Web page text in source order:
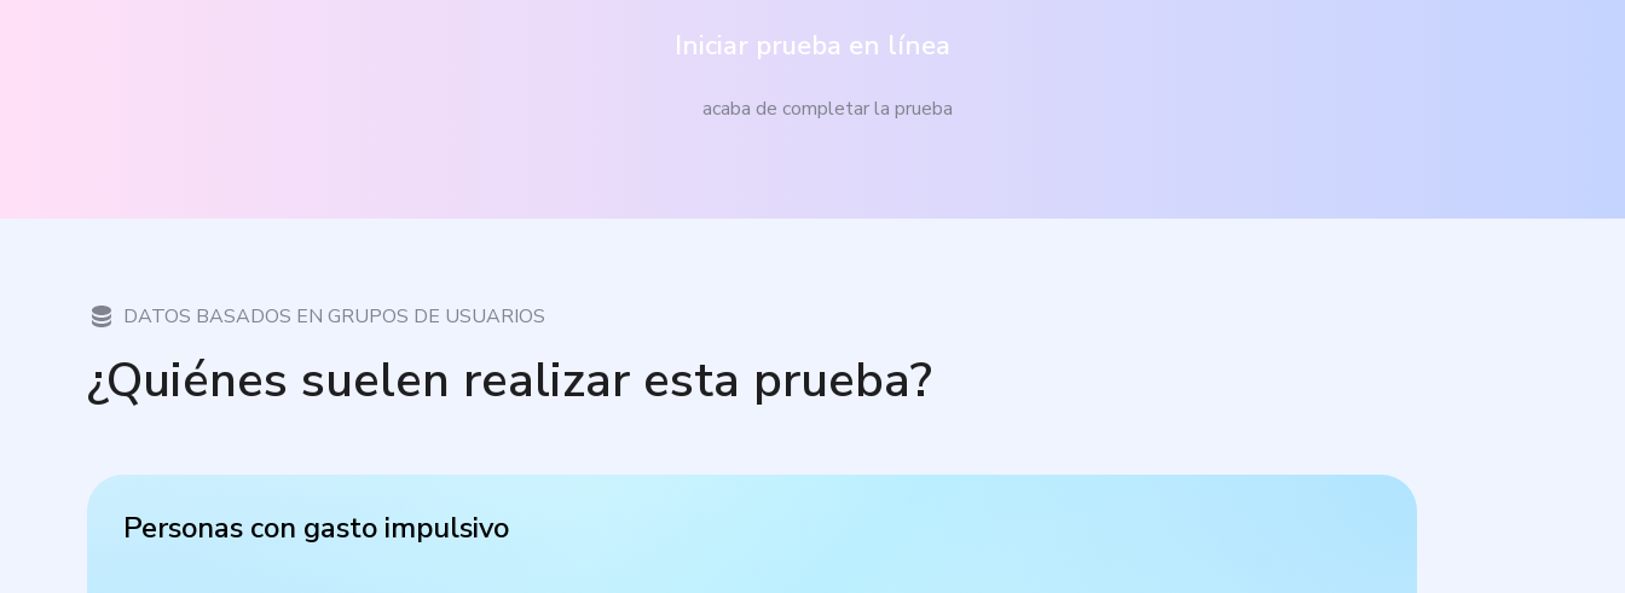
Iniciar prueba en línea
acaba de completar la prueba
DATOS BASADOS EN GRUPOS DE USUARIOS
¿Quiénes suelen realizar esta prueba?
Personas con gasto impulsivo